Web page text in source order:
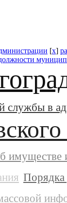
[x]
службы в
имуществе
Порядка